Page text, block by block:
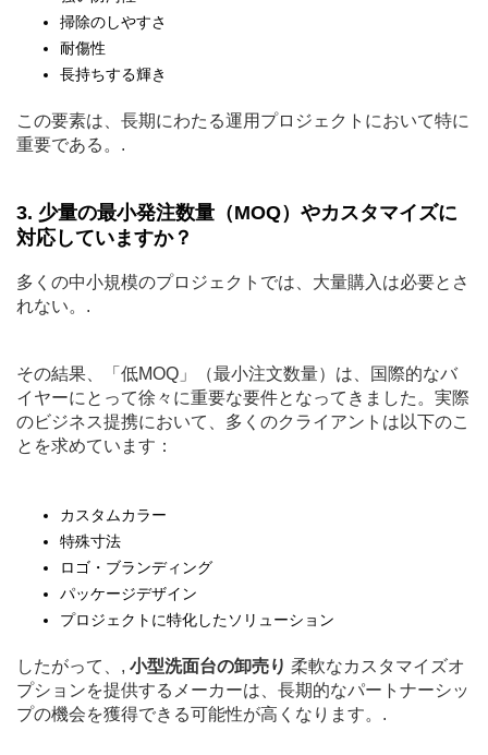
掃除のしやすさ
耐傷性
長持ちする輝き
この要素は、長期にわたる運用プロジェクトにおいて特に
重要である。.
3. 少量の最小発注数量（MOQ）やカスタマイズに
対応していますか？
多くの中小規模のプロジェクトでは、大量購入は必要とさ
れない。.
その結果、「低MOQ」（最小注文数量）は、国際的なバ
イヤーにとって徐々に重要な要件となってきました。実際
のビジネス提携において、多くのクライアントは以下のこ
とを求めています：
カスタムカラー
特殊寸法
ロゴ・ブランディング
パッケージデザイン
プロジェクトに特化したソリューション
したがって、, 小型洗面台の卸売り 柔軟なカスタマイズオ
プションを提供するメーカーは、長期的なパートナーシッ
プの機会を獲得できる可能性が高くなります。.